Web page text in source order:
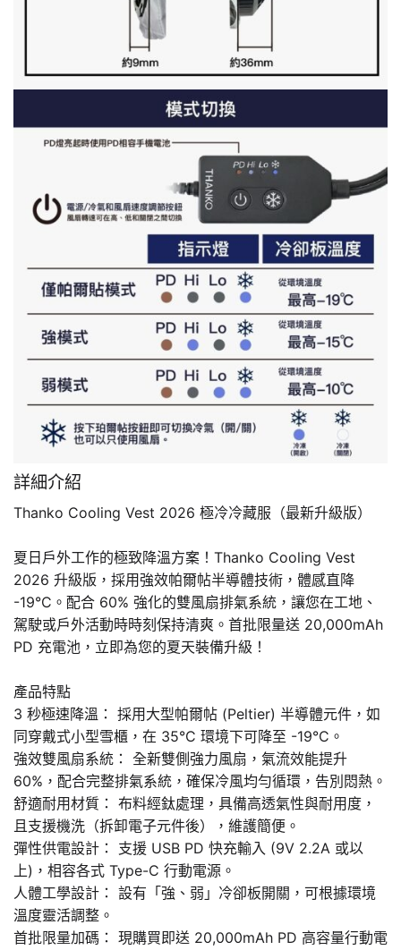
詳細介紹
Thanko Cooling Vest 2026 極冷冷藏服（最新升級版）
夏日戶外工作的極致降溫方案！Thanko Cooling Vest
2026 升級版，採用強效帕爾帖半導體技術，體感直降
-19°C。配合 60% 強化的雙風扇排氣系統，讓您在工地、
駕駛或戶外活動時時刻保持清爽。首批限量送 20,000mAh
PD 充電池，立即為您的夏天裝備升級！
產品特點
3 秒極速降溫： 採用大型帕爾帖 (Peltier) 半導體元件，如
同穿戴式小型雪櫃，在 35°C 環境下可降至 -19°C。
強效雙風扇系統： 全新雙側強力風扇，氣流效能提升
60%，配合完整排氣系統，確保冷風均勻循環，告別悶熱。
舒適耐用材質： 布料經鈦處理，具備高透氣性與耐用度，
且支援機洗（拆卸電子元件後），維護簡便。
彈性供電設計： 支援 USB PD 快充輸入 (9V 2.2A 或以
上)，相容各式 Type-C 行動電源。
人體工學設計： 設有「強、弱」冷卻板開關，可根據環境
溫度靈活調整。
首批限量加碼： 現購買即送 20,000mAh PD 高容量行動電